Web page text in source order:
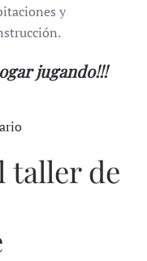
y
jugando!!!
taller de